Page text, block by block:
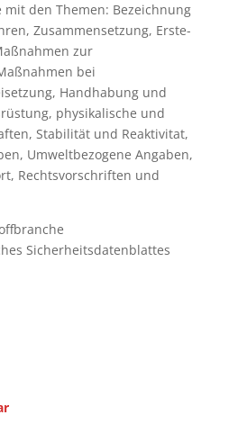
mit den Themen: Bezeichnung
Zusammensetzung, Erste-
zur
bei
Handhabung und
physikalische und
Stabilität und Reaktivitat,
Umweltbezogene Angaben,
Rechtsvorschriften und
Sicherheitsdatenblattes